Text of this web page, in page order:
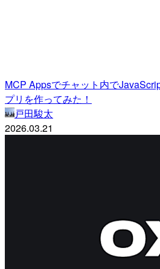
MCP Appsでチャット内で
プリを作ってみた！
戸田駿太
2026.03.21